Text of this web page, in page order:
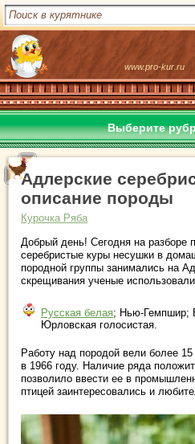
www.pro-kur.ru
Выберите
Адлерские
описание породы
Курочка Ряба
Добрый день! Сегодня на разборе
серебристые куры несушки в
породной группы занимались на
скрещивания ученые
Русская белая; Нью-Гемпшир;
Юрловская голосистая.
Работу над породой вели более
в 1966 году. Наличие ряда
позволило ввести ее в
птицей заинтересовались и